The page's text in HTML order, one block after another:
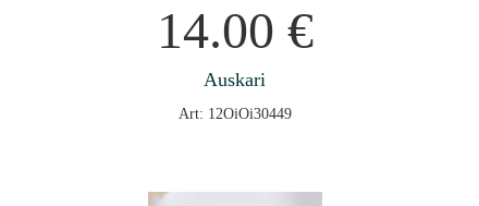
14.00 €
Auskari
Art: 12OiOi30449